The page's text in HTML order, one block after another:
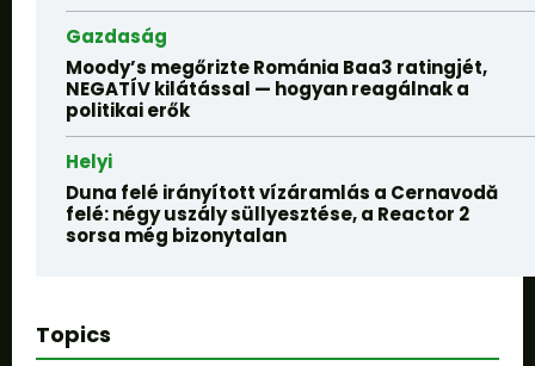
Gazdaság
Moody’s megőrizte Románia Baa3 ratingjét,
NEGATÍV kilátással — hogyan reagálnak a
politikai erők
Helyi
Duna felé irányított vízáramlás a Cernavodă
felé: négy uszály süllyesztése, a Reactor 2
sorsa még bizonytalan
Topics